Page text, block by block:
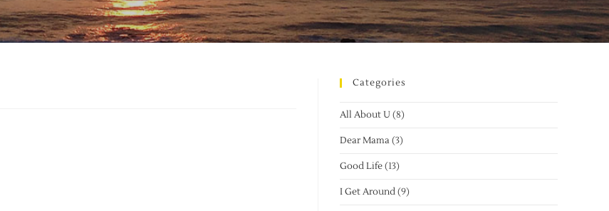
Categories
All About U(8)
Dear Mama(3)
Good Life(13)
I Get Around(9)